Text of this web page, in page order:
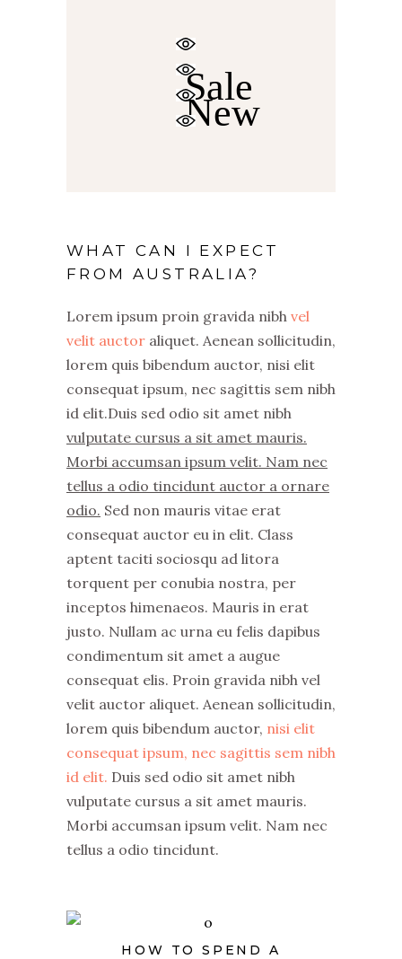
Sale
New
WHAT CAN I EXPECT
FROM AUSTRALIA?
Lorem ipsum proin gravida nibh vel
velit auctor aliquet. Aenean sollicitudin,
lorem quis bibendum auctor, nisi elit
consequat ipsum, nec sagittis sem nibh
id elit.Duis sed odio sit amet nibh
vulputate cursus a sit amet mauris.
Morbi accumsan ipsum velit. Nam nec
tellus a odio tincidunt auctor a ornare
odio. Sed non mauris vitae erat
consequat auctor eu in elit. Class
aptent taciti sociosqu ad litora
torquent per conubia nostra, per
inceptos himenaeos. Mauris in erat
justo. Nullam ac urna eu felis dapibus
condimentum sit amet a augue
consequat elis. Proin gravida nibh vel
velit auctor aliquet. Aenean sollicitudin,
lorem quis bibendum auctor, nisi elit
consequat ipsum, nec sagittis sem nibh
id elit. Duis sed odio sit amet nibh
vulputate cursus a sit amet mauris.
Morbi accumsan ipsum velit. Nam nec
tellus a odio tincidunt.
HOW TO SPEND A